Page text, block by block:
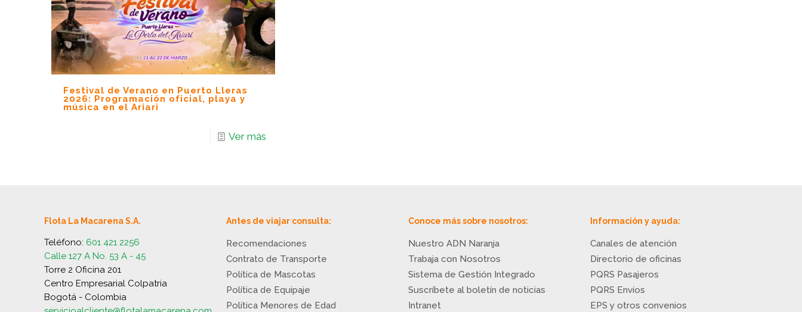
Festival de Verano en Puerto Lleras
2026: Programación oficial, playa y
música en el Ariari
Ver más
Flota La Macarena S.A.
Teléfono: 601 421 2256
Calle 127 A No. 53 A - 45
Torre 2 Oficina 201
Centro Empresarial Colpatria
Bogotá - Colombia
Antes de viajar consulta:
Recomendaciones
Contrato de Transporte
Política de Mascotas
Política de Equipaje
Política Menores de Edad
Conoce más sobre nosotros:
Nuestro ADN Naranja
Trabaja con Nosotros
Sistema de Gestión Integrado
Suscríbete al boletín de noticias
Intranet
Información y ayuda:
Canales de atención
Directorio de oficinas
PQRS Pasajeros
PQRS Envíos
EPS y otros convenios